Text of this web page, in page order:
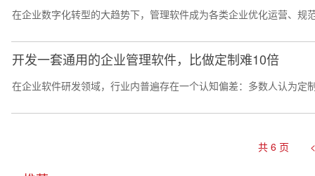
在企业数字化转型的大趋势下，管理软件成为各类企业优化运营、
开发一套通用的企业管理软件，比做定制难10倍
在企业软件研发领域，行业内普遍存在一个认知偏差：多数人认为
共 6 页